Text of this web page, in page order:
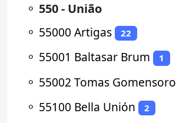
⚬ 550 - União
⚬ 55000 Artigas 22
⚬ 55001 Baltasar Brum 1
⚬ 55002 Tomas Gomensoro
⚬ 55100 Bella Unión 2